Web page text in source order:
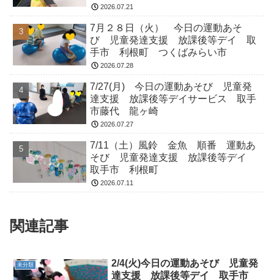
2026.07.21
7月２８日（火） 今日の運動あそ
び 児童発達支援 放課後等デイ 取
手市 利根町 つくばみらい市
2026.07.28
7/27(月) 今日の運動あそび 児童発
達支援 放課後等デイサービス 取手
市藤代 龍ヶ崎
2026.07.27
7/11（土）風鈴 金魚 順番 運動あ
そび 児童発達支援 放課後等デイ
取手市 利根町
2026.07.11
関連記事
未分類
2/4(火)今日の運動あそび 児童発
達支援 放課後等デイ 取手市